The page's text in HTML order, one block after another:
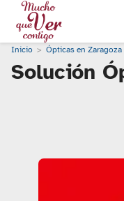
Inicio Ópticas en Zaragoza
Solución